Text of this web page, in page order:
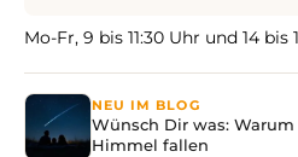
Mo-Fr, 9 bis 11:30 Uhr und 14 bis
NEU IM BLOG
Wünsch Dir was:
Himmel fallen